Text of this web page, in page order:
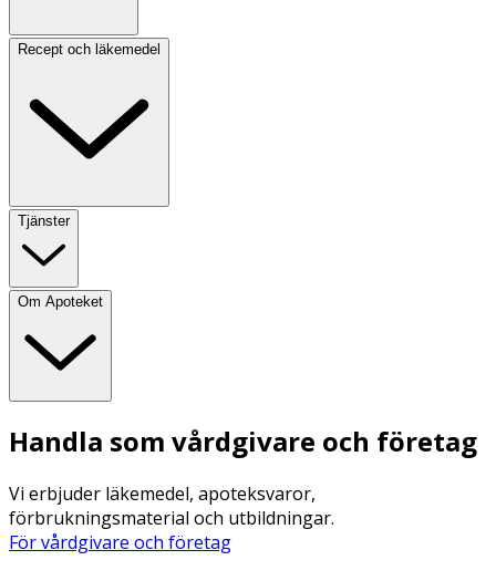
Recept och läkemedel
Tjänster
Om Apoteket
Handla som vårdgivare och företag
Vi erbjuder läkemedel, apoteksvaror,
förbrukningsmaterial och utbildningar.
För vårdgivare och företag